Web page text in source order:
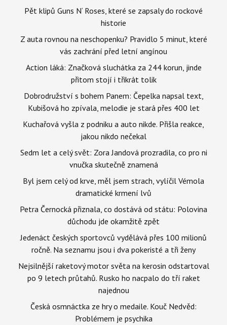
Pět klipů Guns N‘ Roses, které se zapsaly do rockové
historie
Z auta rovnou na neschopenku? Pravidlo 5 minut, které
vás zachrání před letní angínou
Action láká: Značková sluchátka za 244 korun, jinde
přitom stojí i třikrát tolik
Dobrodružství s bohem Panem: Čepelka napsal text,
Kubišová ho zpívala, melodie je stará přes 400 let
Kuchařová vyšla z podniku a auto nikde. Přišla reakce,
jakou nikdo nečekal
Sedm let a celý svět: Zora Jandová prozradila, co pro ni
vnučka skutečně znamená
Byl jsem celý od krve, měl jsem strach, vylíčil Vémola
dramatické krmení lvů
Petra Černocká přiznala, co dostává od státu: Polovina
důchodu jde okamžitě zpět
Jedenáct českých sportovců vydělává přes 100 milionů
ročně. Na seznamu jsou i dva pokeristé a tři ženy
Nejsilnější raketový motor světa na kerosin odstartoval
po 9 letech průtahů. Rusko ho nacpalo do tří raket
najednou
Česká osmnáctka ze hry o medaile. Kouč Nedvěd:
Problémem je psychika